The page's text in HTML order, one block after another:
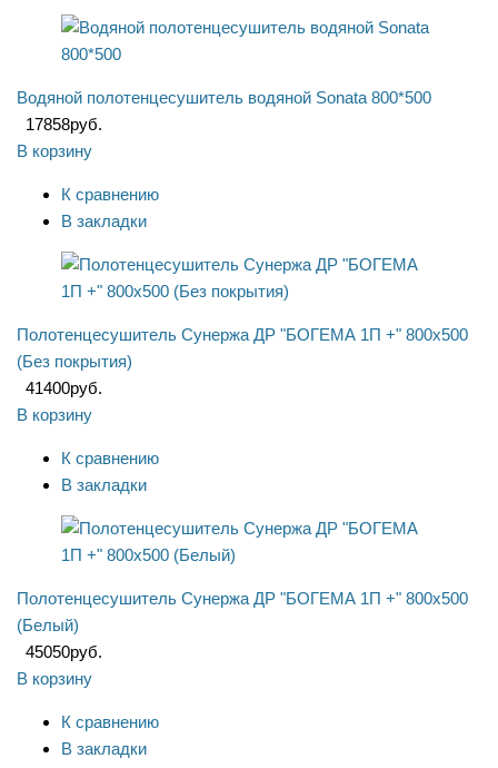
Водяной полотенцесушитель водяной Sonata 800*500
17858руб.
В корзину
К сравнению
В закладки
Полотенцесушитель Сунержа ДР "БОГЕМА 1П +" 800х500
(Без покрытия)
41400руб.
В корзину
К сравнению
В закладки
Полотенцесушитель Сунержа ДР "БОГЕМА 1П +" 800х500
(Белый)
45050руб.
В корзину
К сравнению
В закладки